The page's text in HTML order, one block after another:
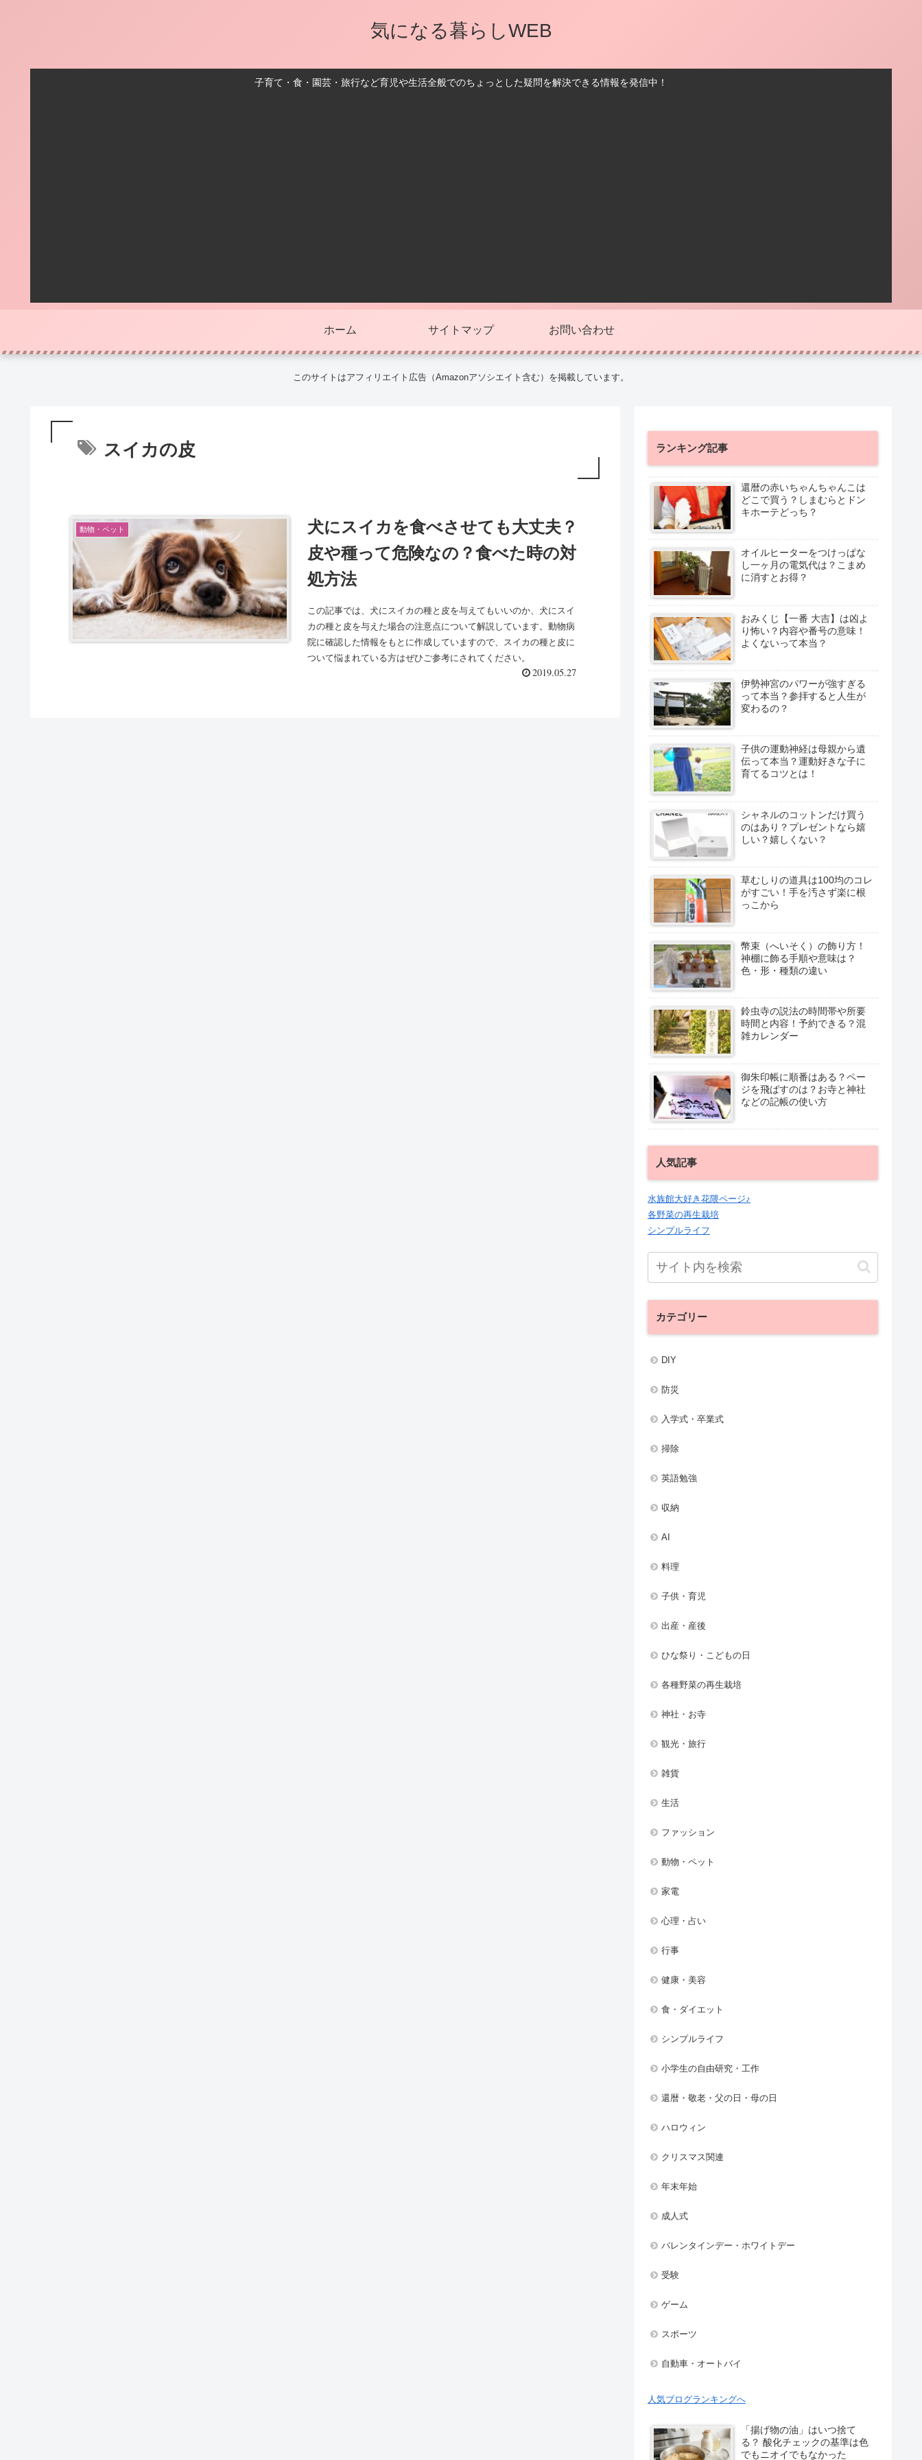
気になる暮らしWEB
子育て・食・園芸・旅行など育児や生活全般でのちょっとした疑問を解決できる情報を発信中！
ホーム サイトマップ お問い合わせ
このサイトはアフィリエイト広告（Amazonアソシエイト含む）を掲載しています。
スイカの皮
動物・ペット
犬にスイカを食べさせても大丈夫？
皮や種って危険なの？食べた時の対
処方法
この記事では、犬にスイカの種と皮を与えてもいいのか、犬にスイ
カの種と皮を与えた場合の注意点について解説しています。動物病
院に確認した情報をもとに作成していますので、スイカの種と皮に
ついて悩まれている方はぜひご参考にされてください。
2019.05.27
ランキング記事
還暦の赤いちゃんちゃんこは
どこで買う？しまむらとドン
キホーテどっち？
オイルヒーターをつけっぱな
し一ヶ月の電気代は？こまめ
に消すとお得？
おみくじ【一番 大吉】は凶よ
り怖い？内容や番号の意味！
よくないって本当？
伊勢神宮のパワーが強すぎる
って本当？参拝すると人生が
変わるの？
子供の運動神経は母親から遺
伝って本当？運動好きな子に
育てるコツとは！
シャネルのコットンだけ買う
のはあり？プレゼントなら嬉
しい？嬉しくない？
草むしりの道具は100均のコレ
がすごい！手を汚さず楽に根
っこから
幣束（へいそく）の飾り方！
神棚に飾る手順や意味は？
色・形・種類の違い
鈴虫寺の説法の時間帯や所要
時間と内容！予約できる？混
雑カレンダー
御朱印帳に順番はある？ペー
ジを飛ばすのは？お寺と神社
などの記帳の使い方
人気記事
水族館大好き花隈ページ♪
各野菜の再生栽培
シンプルライフ
カテゴリー
DIY
防災
入学式・卒業式
掃除
英語勉強
収納
AI
料理
子供・育児
出産・産後
ひな祭り・こどもの日
各種野菜の再生栽培
神社・お寺
観光・旅行
雑貨
生活
ファッション
動物・ペット
家電
心理・占い
行事
健康・美容
食・ダイエット
シンプルライフ
小学生の自由研究・工作
還暦・敬老・父の日・母の日
ハロウィン
クリスマス関連
年末年始
成人式
バレンタインデー・ホワイトデー
受験
ゲーム
スポーツ
自動車・オートバイ
人気ブログランキングへ
「揚げ物の油」はいつ捨て
る？ 酸化チェックの基準は色
でもニオイでもなかった